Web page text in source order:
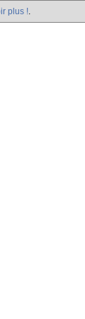
plus !